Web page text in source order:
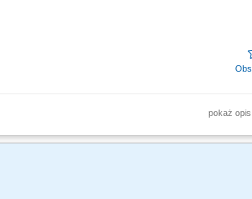
pokaż opis
wysoką jakość obsługi. Monitorowanie